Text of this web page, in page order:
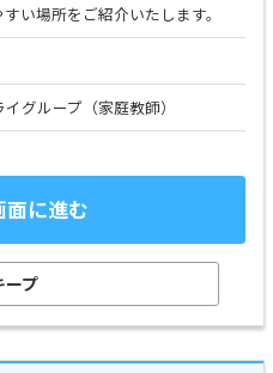
い場所をご紹介いたします。
グループ（家庭教師）
面に進む
ープ